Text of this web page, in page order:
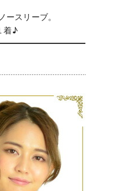
スリーブ。
着♪